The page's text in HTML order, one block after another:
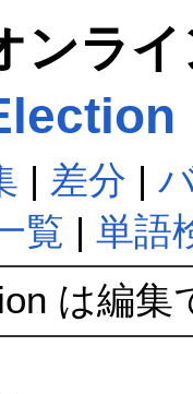
ンラ
| 差分 |
覧 | 単語
は編集